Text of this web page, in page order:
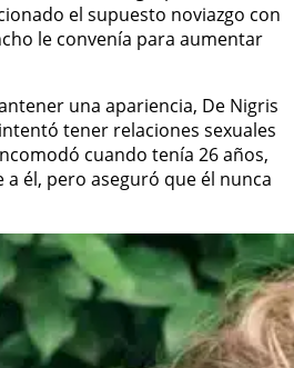
el supuesto noviazgo con
le convenía para aumentar
una apariencia, De Nigris
tener relaciones sexuales
cuando tenía 26 años,
él, pero aseguró que él nunca